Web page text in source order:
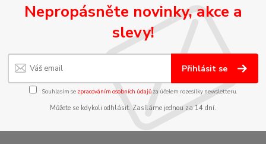
Nepropásněte novinky, akce a
slevy!
Přihlásit se
Souhlasím se zpracováním osobních údajůza účelem rozesílky newsletteru.
Můžete se kdykoli odhlásit. Zasíláme jednou za 14 dní.